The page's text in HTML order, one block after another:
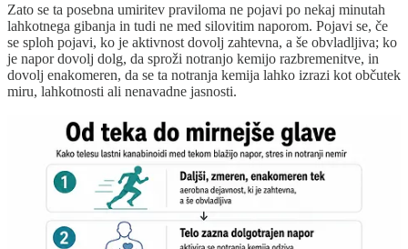
Zato se ta posebna umiritev praviloma ne pojavi po nekaj minutah
lahkotnega gibanja in tudi ne med silovitim naporom. Pojavi se, če
se sploh pojavi, ko je aktivnost dovolj zahtevna, a še obvladljiva; ko
je napor dovolj dolg, da sproži notranjo kemijo razbremenitve, in
dovolj enakomeren, da se ta notranja kemija lahko izrazi kot občutek
miru, lahkotnosti ali nenavadne jasnosti.